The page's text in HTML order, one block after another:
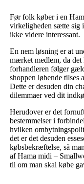
Før folk køber i en
virkeligheden sætte sig
ikke videre interessant.
En nem løsning er at
mærket medlem, da
forhandleren følger
shoppen løbende tilses
Dette er desuden din
dilemmaer ved dit
Herudover er det
bestemmelser i
hvilken
det er det desuden
købsbekræftelse, så
af Hama midi –
til om man skal købe